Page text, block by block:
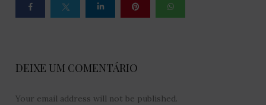
DEIXE UM COMENTÁRIO
Your email address will not be published.